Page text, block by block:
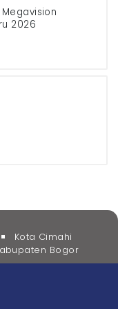
2026
Kota Cimahi
Bogor